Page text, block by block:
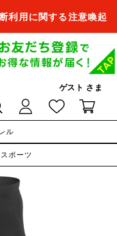
利用に関する注意喚起
ゲスト さま
、
うになります。
イン
、
ようになります。
ル
ポーツ